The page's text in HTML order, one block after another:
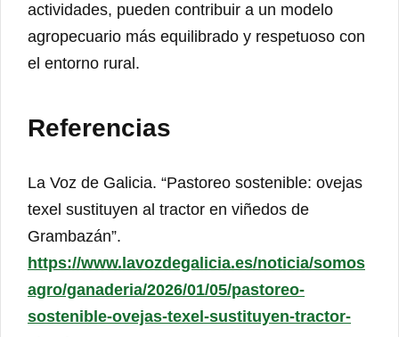
actividades, pueden contribuir a un modelo
agropecuario más equilibrado y respetuoso con
el entorno rural.
Referencias
La Voz de Galicia. “Pastoreo sostenible: ovejas
texel sustituyen al tractor en viñedos de
Grambazán”.
https://www.lavozdegalicia.es/noticia/somos
agro/ganaderia/2026/01/05/pastoreo-
sostenible-ovejas-texel-sustituyen-tractor-